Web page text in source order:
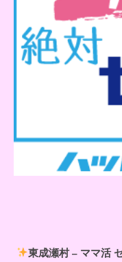
東成瀬村 – ママ活